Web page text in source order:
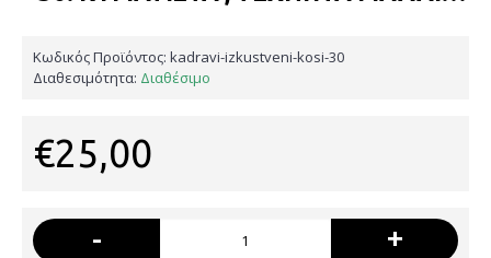
Κωδικός Προϊόντος: kadravi-izkustveni-kosi-30
Διαθεσιμότητα: Διαθέσιμο
€25,00
- +